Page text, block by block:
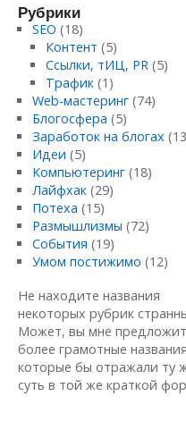
Рубрики
SEO (18)
Контент (5)
Ссылки, тИЦ, PR (5)
Трафик (1)
Web-мастеринг(74)
Блогосфера (5)
Заработок на блогах
Идеи (5)
Компьютеринг(18)
Лайфхак(29)
Потеха (15)
Размышлизмы (72)
События (19)
Умом постижимо (12)
Не находите названия
некоторых рубрик
Может, вы мне
более грамотные
которые бы отражали ту
суть в той же краткой